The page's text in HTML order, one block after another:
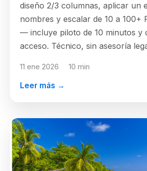
diseño 2/3 columnas, aplicar un
nombres y escalar de 10 a 100+
— incluye piloto de 10 minutos y
acceso. Técnico, sin asesoría
11 ene 2026 10 min
Leer más →